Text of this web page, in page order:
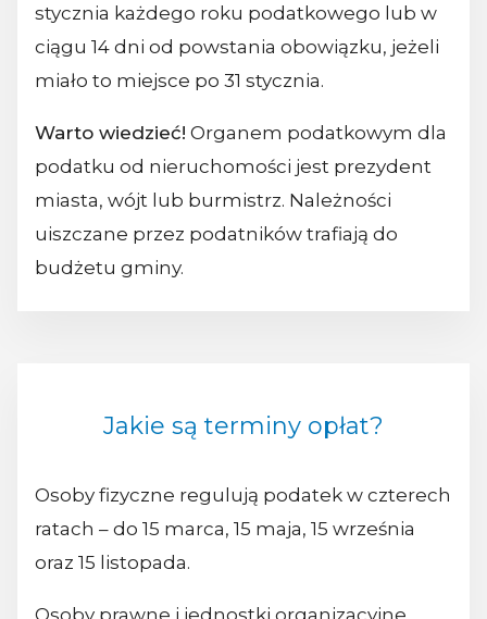
stycznia każdego roku podatkowego lub w
ciągu 14 dni od powstania obowiązku, jeżeli
miało to miejsce po 31 stycznia.
Warto wiedzieć! Organem podatkowym dla
podatku od nieruchomości jest prezydent
miasta, wójt lub burmistrz. Należności
uiszczane przez podatników trafiają do
budżetu gminy.
Jakie są terminy opłat?
Osoby fizyczne regulują podatek w czterech
ratach – do 15 marca, 15 maja, 15 września
oraz 15 listopada.